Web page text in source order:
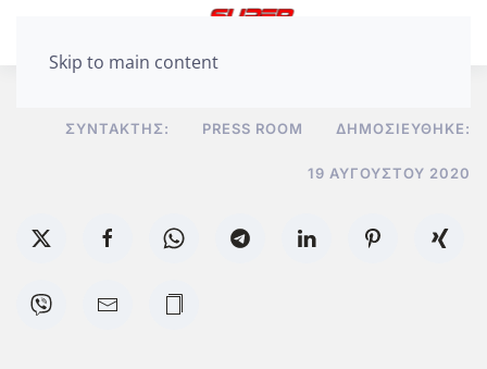
Skip to main content
ΣΥΝΤΆΚΤΗΣ: PRESS ROOM ΔΗΜΟΣΙΕΎΘΗΚΕ:
19 ΑΥΓΟΎΣΤΟΥ 2020